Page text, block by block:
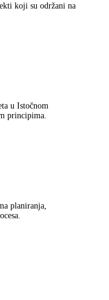
koji su održani na
u Istočnom
principima.
planiranja,